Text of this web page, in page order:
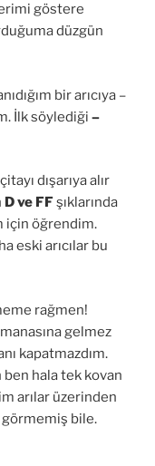
göstere
düzgün
bir arıcıya –
İlk söylediği –
dışarıya alır
D ve FFşıklarında
için öğrendim.
eski arıcılar bu
rağmen!
gelmez
kapatmazdım.
ben hala tek kovan
arılar üzerinden
görmemiş bile.